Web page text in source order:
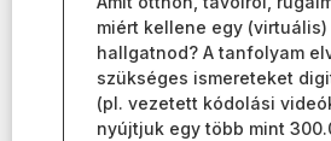
miért kellene egy
hallgatnod? A tanfolyam
szükséges ismereteket
(pl. vezetett kódolási
nyújtjuk egy több mint